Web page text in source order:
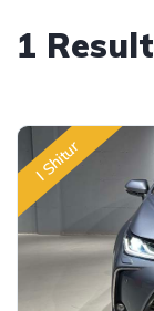
1 Result
I Shitur